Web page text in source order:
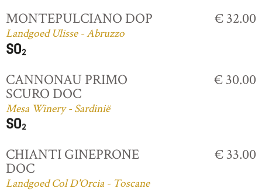
MONTEPULCIANO DOP
Landgoed Ulisse - Abruzzo
€ 32.00
CANNONAU PRIMO
SCURO DOC
Mesa Winery - Sardinië
€ 30.00
CHIANTI GINEPRONE
DOC
Landgoed Col D'Orcia - Toscane
€ 33.00